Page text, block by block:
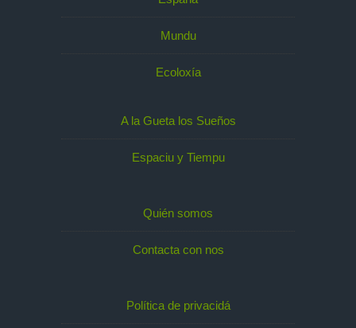
Mundu
Ecoloxía
A la Gueta los Sueños
Espaciu y Tiempu
Quién somos
Contacta con nos
Política de privacidá